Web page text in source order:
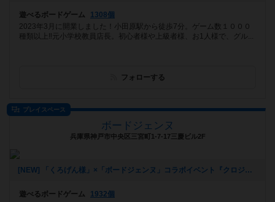
遊べるボードゲーム
1308個
2023年3月に開業しました！小田原駅から徒歩7分。ゲーム数１０００
種類以上‼️元小学校教員店長。初心者様や上級者様、お1人様で、グル...
フォローする
プレイスペース
ボードジェンヌ
兵庫県神戸市中央区三宮町1-7-17三慶ビル2F
[NEW] 「くろげん様」×「ボードジェンヌ」コラボイベント『クロジェンヌ会』（2021年02月13日 14時21分）
遊べるボードゲーム
1932個